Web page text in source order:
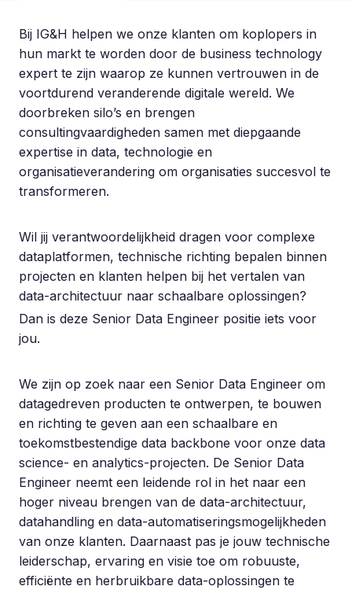
Bij IG&H helpen we onze klanten om koplopers in
hun markt te worden door de business technology
expert te zijn waarop ze kunnen vertrouwen in de
voortdurend veranderende digitale wereld. We
doorbreken silo’s en brengen
consultingvaardigheden samen met diepgaande
expertise in data, technologie en
organisatieverandering om organisaties succesvol te
transformeren.
Wil jij verantwoordelijkheid dragen voor complexe
dataplatformen, technische richting bepalen binnen
projecten en klanten helpen bij het vertalen van
data-architectuur naar schaalbare oplossingen?
Dan is deze Senior Data Engineer positie iets voor
jou.
We zijn op zoek naar een Senior Data Engineer om
datagedreven producten te ontwerpen, te bouwen
en richting te geven aan een schaalbare en
toekomstbestendige data backbone voor onze data
science- en analytics-projecten. De Senior Data
Engineer neemt een leidende rol in het naar een
hoger niveau brengen van de data-architectuur,
datahandling en data-automatiseringsmogelijkheden
van onze klanten. Daarnaast pas je jouw technische
leiderschap, ervaring en visie toe om robuuste,
efficiënte en herbruikbare data-oplossingen te